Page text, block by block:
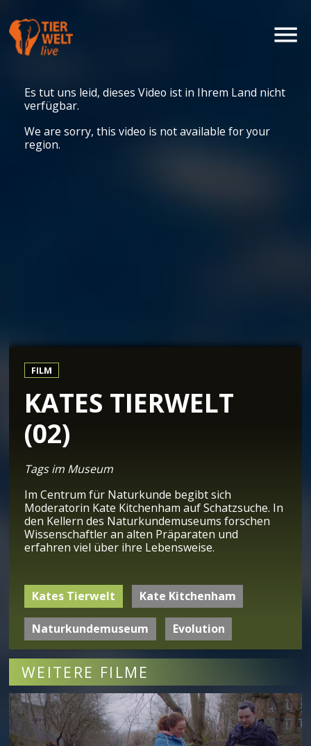
Es tut uns leid, dieses Video ist in Ihrem Land nicht
verfügbar.
We are sorry, this video is not available for your
region.
FILM
KATES TIERWELT
(02)
Tags im Museum
Im Centrum für Naturkunde begibt sich
Moderatorin Kate Kitchenham auf Schatzsuche. In
den Kellern des Naturkundemuseums forschen
Wissenschaftler an alten Präparaten und
erfahren viel über ihre Lebensweise.
Kates Tierwelt Kate Kitchenham
Naturkundemuseum Evolution
WEITERE FILME